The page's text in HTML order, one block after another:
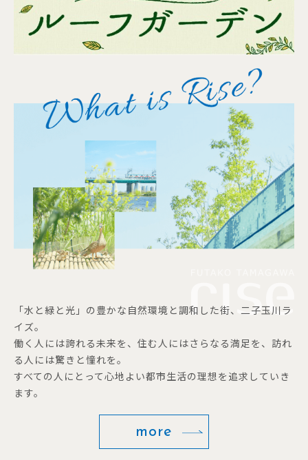
「水と緑と光」の豊かな自然環境と調和した街、二子玉川ラ
イズ。
働く人には誇れる未来を、住む人にはさらなる満足を、訪れ
る人には驚きと憧れを。
すべての人にとって心地よい都市生活の理想を追求していき
ます。
more